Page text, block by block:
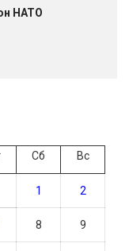
НАТО
Сб Вс
1 2
8 9